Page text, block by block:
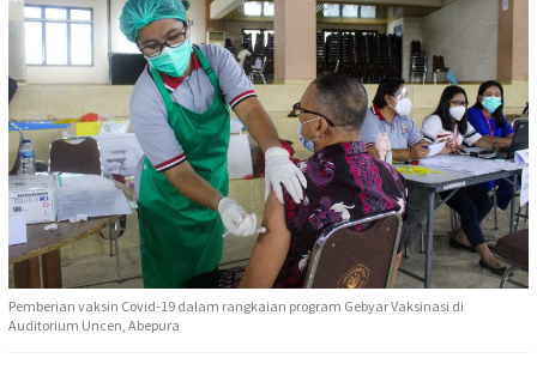
Pemberian vaksin Covid-19 dalam rangkaian program Gebyar Vaksinasi di
Auditorium Uncen, Abepura